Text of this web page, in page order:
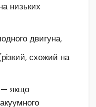
низьких
двигуна,
схожий на
— якщо